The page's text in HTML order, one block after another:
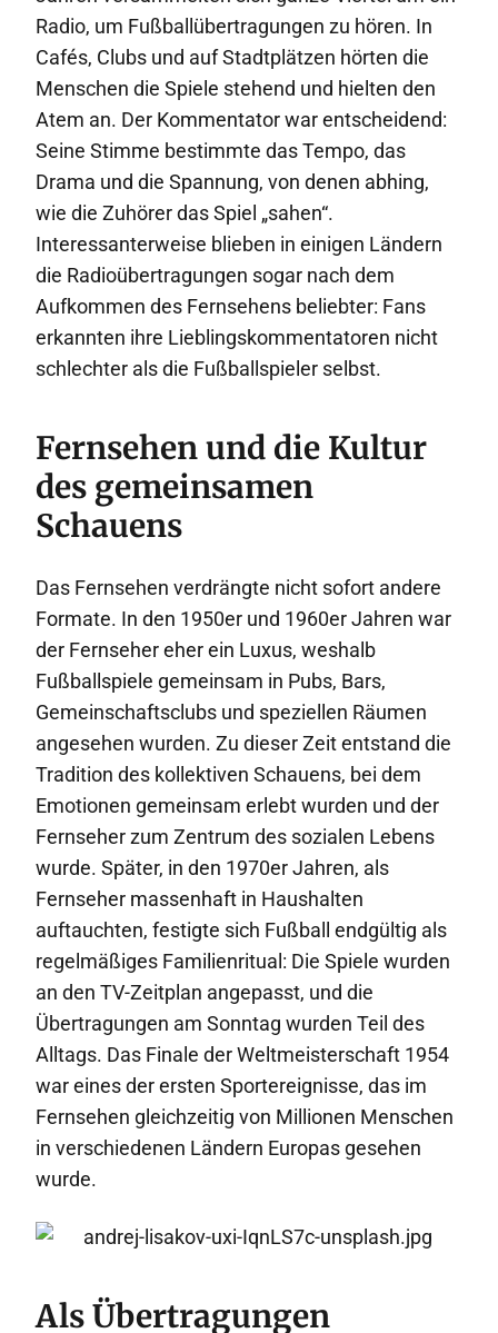
Radio, um Fußballübertragungen zu hören. In
Cafés, Clubs und auf Stadtplätzen hörten die
Menschen die Spiele stehend und hielten den
Atem an. Der Kommentator war entscheidend:
Seine Stimme bestimmte das Tempo, das
Drama und die Spannung, von denen abhing,
wie die Zuhörer das Spiel „sahen“.
Interessanterweise blieben in einigen Ländern
die Radioübertragungen sogar nach dem
Aufkommen des Fernsehens beliebter: Fans
erkannten ihre Lieblingskommentatoren nicht
schlechter als die Fußballspieler selbst.
Fernsehen und die Kultur
des gemeinsamen
Schauens
Das Fernsehen verdrängte nicht sofort andere
Formate. In den 1950er und 1960er Jahren war
der Fernseher eher ein Luxus, weshalb
Fußballspiele gemeinsam in Pubs, Bars,
Gemeinschaftsclubs und speziellen Räumen
angesehen wurden. Zu dieser Zeit entstand die
Tradition des kollektiven Schauens, bei dem
Emotionen gemeinsam erlebt wurden und der
Fernseher zum Zentrum des sozialen Lebens
wurde. Später, in den 1970er Jahren, als
Fernseher massenhaft in Haushalten
auftauchten, festigte sich Fußball endgültig als
regelmäßiges Familienritual: Die Spiele wurden
an den TV-Zeitplan angepasst, und die
Übertragungen am Sonntag wurden Teil des
Alltags. Das Finale der Weltmeisterschaft 1954
war eines der ersten Sportereignisse, das im
Fernsehen gleichzeitig von Millionen Menschen
in verschiedenen Ländern Europas gesehen
wurde.
Als Übertragungen